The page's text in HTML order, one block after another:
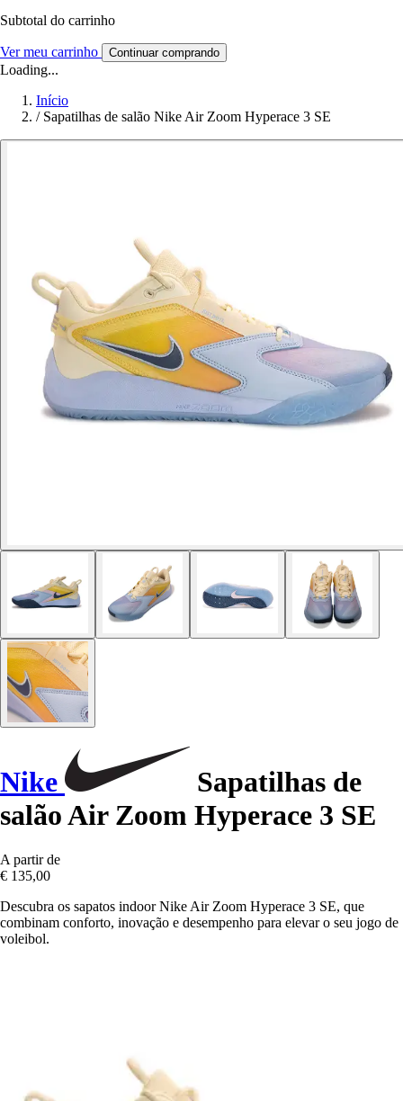
Subtotal do carrinho
Ver meu carrinho Continuar comprando
Loading...
Início
/ Sapatilhas de salão Nike Air Zoom Hyperace 3 SE
Nike
Sapatilhas de
salão Air Zoom Hyperace 3 SE
A partir de
€ 135,00
Descubra os sapatos indoor Nike Air Zoom Hyperace 3 SE, que
combinam conforto, inovação e desempenho para elevar o seu jogo de
voleibol.